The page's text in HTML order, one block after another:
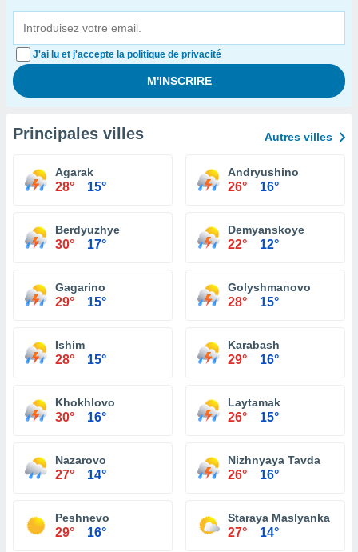
J'ai lu et j'accepte la politique de privacité
Principales villes Autres villes
Agarak
28° 15°
Andryushino
26° 16°
Berdyuzhye
30° 17°
Demyanskoye
22° 12°
Gagarino
29° 15°
Golyshmanovo
28° 15°
Ishim
28° 15°
Karabash
29° 16°
Khokhlovo
30° 16°
Laytamak
26° 15°
Nazarovo
27° 14°
Nizhnyaya Tavda
26° 16°
Peshnevo
29° 16°
Staraya Maslyanka
27° 14°